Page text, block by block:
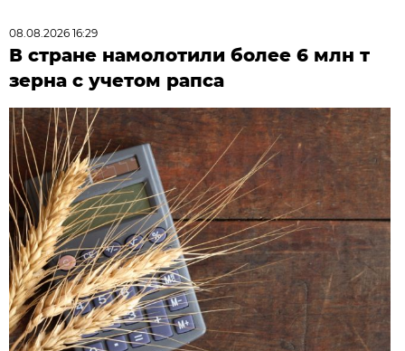
08.08.2026 16:29
В стране намолотили более 6 млн т
зерна с учетом рапса